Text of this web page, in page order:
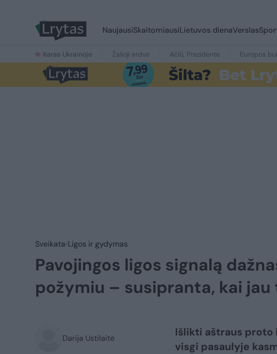
NaujausiSkaitomiausiLietuvos dienaVerslas
Karas Ukrainoje Žalioji erdvė Ačiū, Prezidente Europos
Sveikata Ligos ir gydymas
Pavojingos ligos signalą
požymiu – susipranta, kai
Darija Ustilaitė
Išlikti aštraus proto
visgi pasaulyje